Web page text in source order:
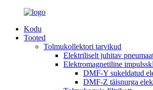
Kodu
Tooted
Tolmukollektori tarvikud
Elektriliselt juhitav
Elektromagnetiline
DMF-Y sukeldatud
DMF-Z täisnurga